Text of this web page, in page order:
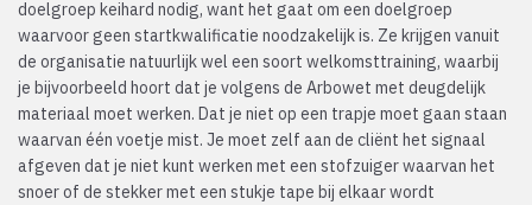
doelgroep keihard nodig, want het gaat om een doelgroep
waarvoor geen startkwalificatie noodzakelijk is. Ze krijgen vanuit
de organisatie natuurlijk wel een soort welkomsttraining, waarbij
je bijvoorbeeld hoort dat je volgens de Arbowet met deugdelijk
materiaal moet werken. Dat je niet op een trapje moet gaan staan
waarvan één voetje mist. Je moet zelf aan de cliënt het signaal
afgeven dat je niet kunt werken met een stofzuiger waarvan het
snoer of de stekker met een stukje tape bij elkaar wordt